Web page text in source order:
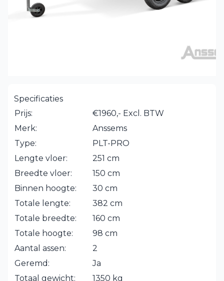
Specificaties
Prijs:
€1960,- Excl. BTW
Merk:
Anssems
Type:
PLT-PRO
Lengte vloer:
251 cm
Breedte vloer:
150 cm
Binnen hoogte:
30 cm
Totale lengte:
382 cm
Totale breedte:
160 cm
Totale hoogte:
98 cm
Aantal assen:
2
Geremd:
Ja
Totaal gewicht:
1350 kg